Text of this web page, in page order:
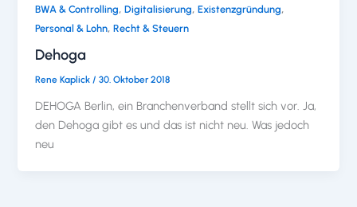
BWA & Controlling,Digitalisierung,Existenzgründung,
Personal & Lohn,Recht & Steuern
Dehoga
Rene Kaplick/30. Oktober 2018
DEHOGA Berlin, ein Branchenverband stellt sich vor. Ja,
den Dehoga gibt es und das ist nicht neu. Was jedoch
neu